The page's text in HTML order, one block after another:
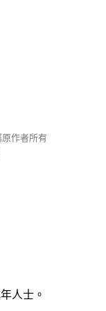
作者所有
人士。